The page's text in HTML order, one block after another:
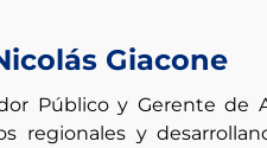
Giacone
Público y Gerente de
regionales y